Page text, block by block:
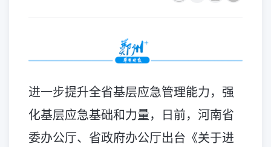
进一步提升全省基层应急管理能力，强
化基层应急基础和力量，日前，河南省
委办公厅、省政府办公厅出台《关于进